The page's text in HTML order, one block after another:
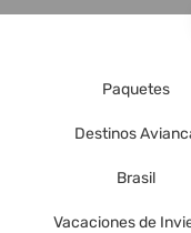
Paquetes
Destinos
Brasil
Vacaciones de